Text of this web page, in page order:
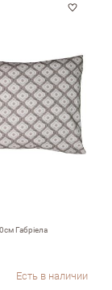
Габріела
Есть в наличии